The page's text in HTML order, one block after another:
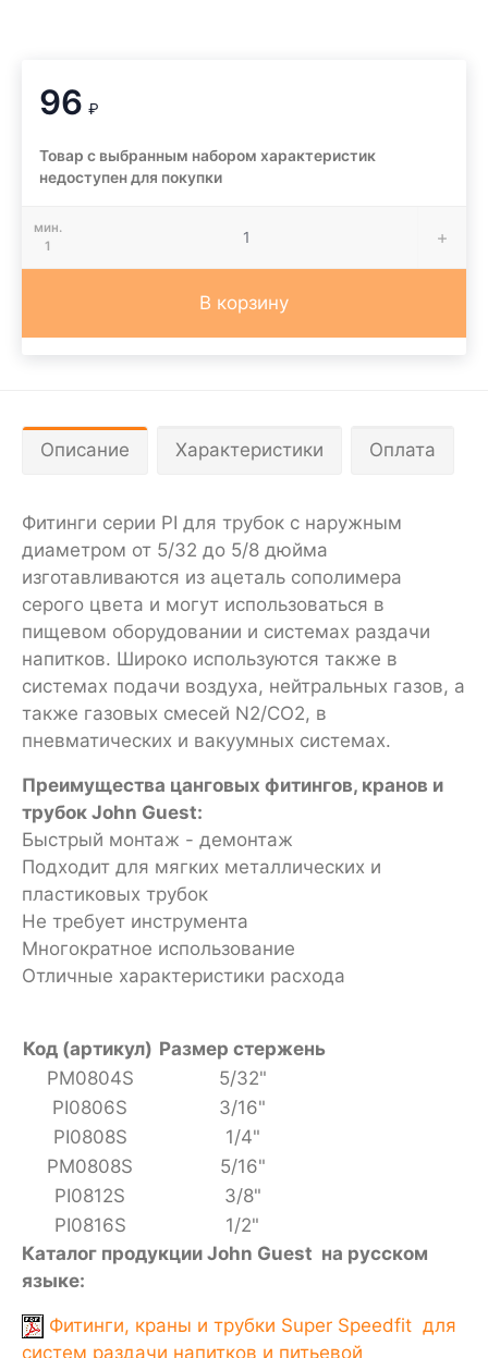
96 ₽
Товар с выбранным набором характеристик
недоступен для покупки
мин.
1
В корзину
Описание Характеристики Оплата
Фитинги серии PI для трубок с наружным
диаметром от 5/32 до 5/8 дюйма
изготавливаются из ацеталь сополимера
серого цвета и могут использоваться в
пищевом оборудовании и системах раздачи
напитков. Широко используются также в
системах подачи воздуха, нейтральных газов, а
также газовых смесей N2/CO2, в
пневматических и вакуумных системах.
Преимущества цанговых фитингов, кранов и
трубок John Guest:
Быстрый монтаж - демонтаж
Подходит для мягких металлических и
пластиковых трубок
Не требует инструмента
Многократное использование
Отличные характеристики расхода
Код (артикул) Размер стержень
PM0804S
5/32"
PI0806S
3/16"
PI0808S
1/4"
PM0808S
5/16"
PI0812S
3/8"
PI0816S
1/2"
Каталог продукции John Guest на русском
языке:
Фитинги, краны и трубки Super Speedfit для
систем раздачи напитков и питьевой